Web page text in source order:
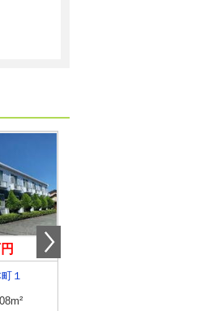
１